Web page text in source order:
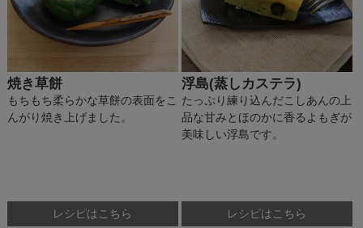
焼き草餅
もちもち柔らかな草餅の表面をこ
んがり焼き上げました。
レシピはこちら
浮島(蒸しカステラ)
たっぷり練り込んだこしあんの上
品な甘みとほのかに香るよもぎが
美味しい浮島です。
レシピはこちら